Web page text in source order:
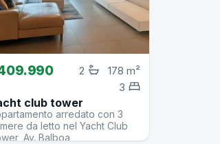
178 m²
2
3
club tower
arredato con 3
da letto nel Yacht Club
Av. Balboa